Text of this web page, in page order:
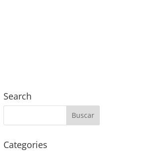
Search
Categories